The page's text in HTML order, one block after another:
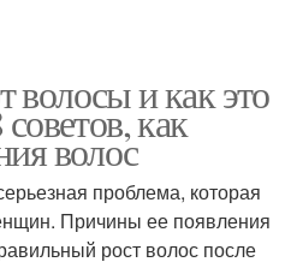
волосы и как это
как
волос
проблема, которая
Причины ее появления
рост волос после